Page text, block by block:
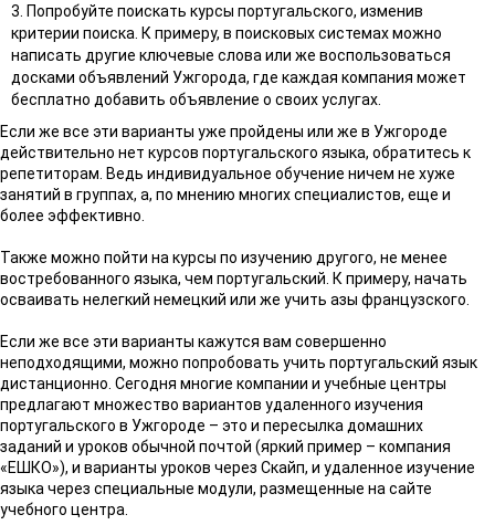
3. Попробуйте поискать курсы португальского, изменив
критерии поиска. К примеру, в поисковых системах можно
написать другие ключевые слова или же воспользоваться
досками объявлений Ужгорода, где каждая компания может
бесплатно добавить объявление о своих услугах.
Если же все эти варианты уже пройдены или же в Ужгороде
действительно нет курсов португальского языка, обратитесь к
репетиторам. Ведь индивидуальное обучение ничем не хуже
занятий в группах, а, по мнению многих специалистов, еще и
более эффективно.
Также можно пойти на курсы по изучению другого, не менее
востребованного языка, чем португальский. К примеру, начать
осваивать нелегкий немецкий или же учить азы французского.
Если же все эти варианты кажутся вам совершенно
неподходящими, можно попробовать учить португальский язык
дистанционно. Сегодня многие компании и учебные центры
предлагают множество вариантов удаленного изучения
португальского в Ужгороде – это и пересылка домашних
заданий и уроков обычной почтой (яркий пример – компания
«ЕШКО»), и варианты уроков через Скайп, и удаленное изучение
языка через специальные модули, размещенные на сайте
учебного центра.